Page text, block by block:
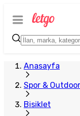
Anasayfa
Spor & Outdoor
Bisiklet